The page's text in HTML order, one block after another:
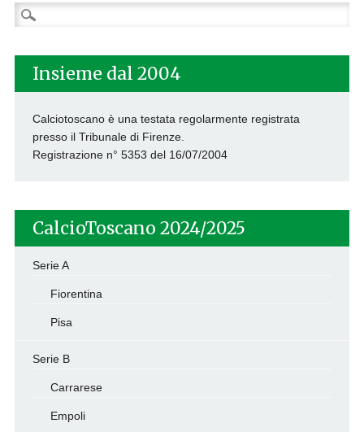
Ricerca
per:
Insieme dal 2004
Calciotoscano è una testata regolarmente registrata
presso il Tribunale di Firenze.
Registrazione n° 5353 del 16/07/2004
CalcioToscano 2024/2025
Serie A
Fiorentina
Pisa
Serie B
Carrarese
Empoli